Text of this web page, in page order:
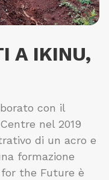
A IKINU,
con il
nel 2019
di un acro e
formazione
the Future è